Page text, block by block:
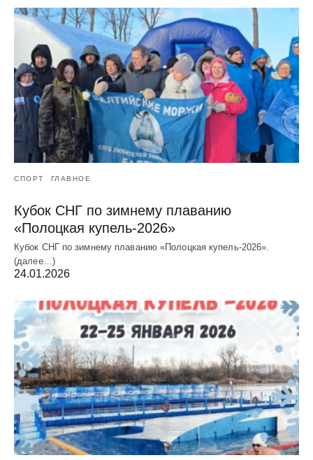
СПОРТ ГЛАВНОЕ
Кубок СНГ по зимнему плаванию
«Полоцкая купель-2026»
Кубок СНГ по зимнему плаванию «Полоцкая купель-2026».
(далее…)
24.01.2026